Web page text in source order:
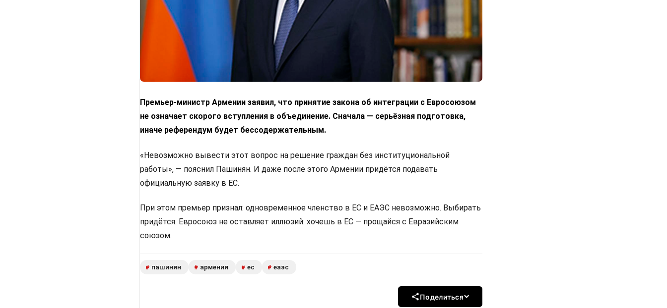
Премьер-министр Армении заявил, что принятие закона об интеграции с Евросоюзом
не означает скорого вступления в объединение. Сначала — серьёзная подготовка,
иначе референдум будет бессодержательным.
«Невозможно вывести этот вопрос на решение граждан без институциональной
работы», — пояснил Пашинян. И даже после этого Армении придётся подавать
официальную заявку в ЕС.
При этом премьер признал: одновременное членство в ЕС и ЕАЭС невозможно. Выбирать
придётся. Евросоюз не оставляет иллюзий: хочешь в ЕС — прощайся с Евразийским
союзом.
# пашинян # армения # ес # еаэс
Поделиться